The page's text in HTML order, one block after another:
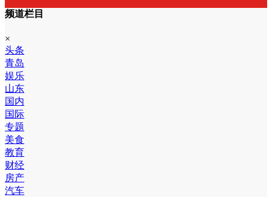
频道栏目
×
头条
青岛
娱乐
山东
国内
国际
专题
美食
教育
财经
房产
汽车